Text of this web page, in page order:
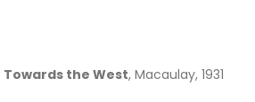
Towards the West, Macaulay, 1931